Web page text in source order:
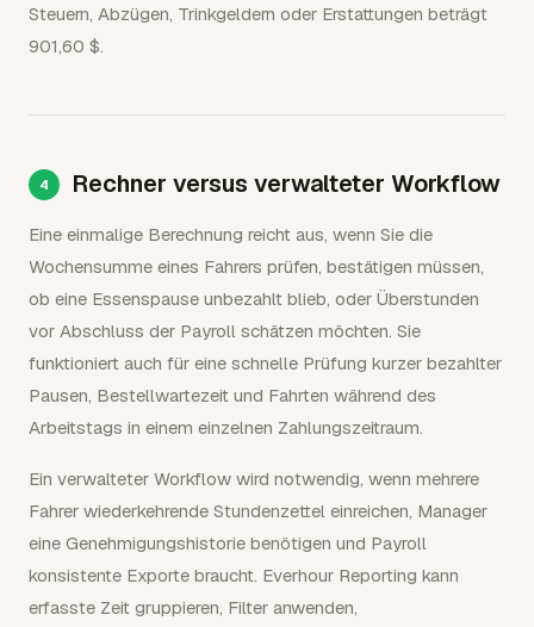
Steuern, Abzügen, Trinkgeldern oder Erstattungen beträgt
901,60 $.
Rechner versus verwalteter Workflow
Eine einmalige Berechnung reicht aus, wenn Sie die
Wochensumme eines Fahrers prüfen, bestätigen müssen,
ob eine Essenspause unbezahlt blieb, oder Überstunden
vor Abschluss der Payroll schätzen möchten. Sie
funktioniert auch für eine schnelle Prüfung kurzer bezahlter
Pausen, Bestellwartezeit und Fahrten während des
Arbeitstags in einem einzelnen Zahlungszeitraum.
Ein verwalteter Workflow wird notwendig, wenn mehrere
Fahrer wiederkehrende Stundenzettel einreichen, Manager
eine Genehmigungshistorie benötigen und Payroll
konsistente Exporte braucht. Everhour Reporting kann
erfasste Zeit gruppieren, Filter anwenden,